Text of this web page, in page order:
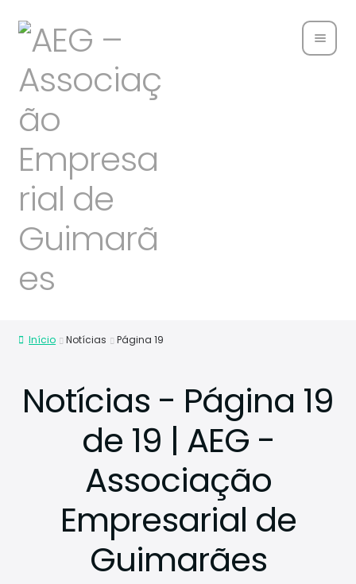
Conta
ctos
Início Notícias Página 19
Notícias - Página 19
de 19 | AEG -
Associação
Empresarial de
Guimarães